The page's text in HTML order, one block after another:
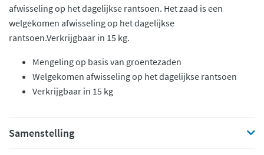
afwisseling op het dagelijkse rantsoen. Het zaad is een
welgekomen afwisseling op het dagelijkse
rantsoen.Verkrijgbaar in 15 kg.
Mengeling op basis van groentezaden
Welgekomen afwisseling op het dagelijkse rantsoen
Verkrijgbaar in 15 kg
Samenstelling